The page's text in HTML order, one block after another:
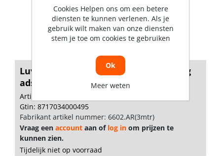
Luvema Dorpelstrip acrylaatbestendig
ads...
Artikelnummer: 1474267
Gtin: 8717034000495
Fabrikant artikel nummer: 6602.AR(3mtr)
Vraag een account aan of log in om prijzen te
kunnen zien.
Tijdelijk niet op voorraad
Cookies Helpen ons om een betere
diensten te kunnen verlenen. Als je
gebruik wilt maken van onze diensten
stem je toe om cookies te gebruiken
Ok
Meer weten